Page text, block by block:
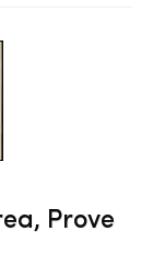
Prove